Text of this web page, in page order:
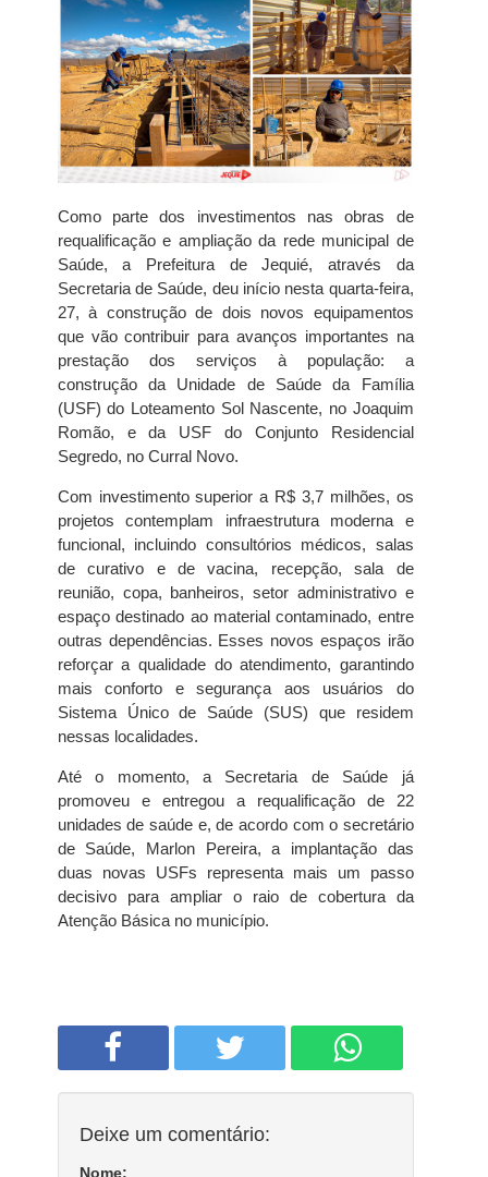
Como parte dos investimentos nas obras de
requalificação e ampliação da rede municipal de
Saúde, a Prefeitura de Jequié, através da
Secretaria de Saúde, deu início nesta quarta-feira,
27, à construção de dois novos equipamentos
que vão contribuir para avanços importantes na
prestação dos serviços à população: a
construção da Unidade de Saúde da Família
(USF) do Loteamento Sol Nascente, no Joaquim
Romão, e da USF do Conjunto Residencial
Segredo, no Curral Novo.
Com investimento superior a R$ 3,7 milhões, os
projetos contemplam infraestrutura moderna e
funcional, incluindo consultórios médicos, salas
de curativo e de vacina, recepção, sala de
reunião, copa, banheiros, setor administrativo e
espaço destinado ao material contaminado, entre
outras dependências. Esses novos espaços irão
reforçar a qualidade do atendimento, garantindo
mais conforto e segurança aos usuários do
Sistema Único de Saúde (SUS) que residem
nessas localidades.
Até o momento, a Secretaria de Saúde já
promoveu e entregou a requalificação de 22
unidades de saúde e, de acordo com o secretário
de Saúde, Marlon Pereira, a implantação das
duas novas USFs representa mais um passo
decisivo para ampliar o raio de cobertura da
Atenção Básica no município.
Deixe um comentário:
Nome: